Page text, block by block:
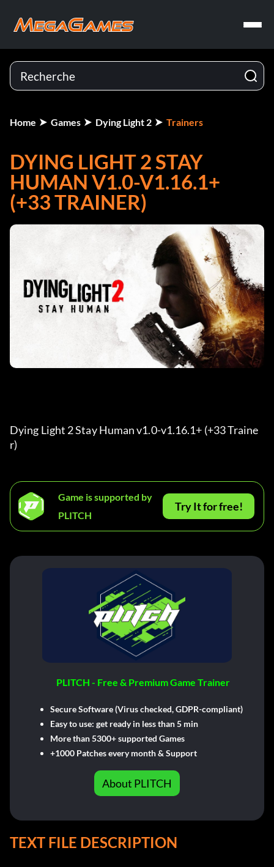
Home Games Dying Light 2 Trainers
DYING LIGHT 2 STAY
HUMAN V1.0-V1.16.1+
(+33 TRAINER)
Dying Light 2 Stay Human v1.0-v1.16.1+ (+33 Traine
r)
Game is supported by
PLITCH
Try It for free!
PLITCH - Free & Premium Game Trainer
Secure Software (Virus checked, GDPR-compliant)
Easy to use: get ready in less than 5 min
More than 5300+ supported Games
+1000 Patches every month & Support
About PLITCH
TEXT FILE DESCRIPTION